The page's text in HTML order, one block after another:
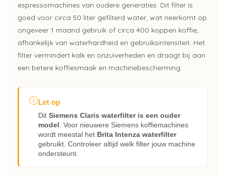
espressomachines van oudere generaties. Dit filter is
goed voor circa 50 liter gefilterd water, wat neerkomt op
ongeveer 1 maand gebruik of circa 400 koppen koffie,
afhankelijk van waterhardheid en gebruiksintensiteit. Het
filter vermindert kalk en onzuiverheden en draagt bij aan
een betere koffiesmaak en machinebescherming.
ⓘLet op
Dit Siemens Claris waterfilter is een ouder
model . Voor nieuwere Siemens koffiemachines
wordt meestal het Brita Intenza waterfilter
gebruikt. Controleer altijd welk filter jouw machine
ondersteunt.